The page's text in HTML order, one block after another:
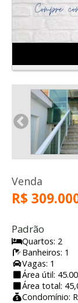
Venda
R$
Padrão
Quartos: 2
Banheiros: 1
Vagas: 1
Área útil:
Área total:
Condomínio: